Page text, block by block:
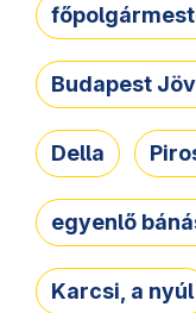
Budapest
Della
egyenlő
Karcsi, a nyúl